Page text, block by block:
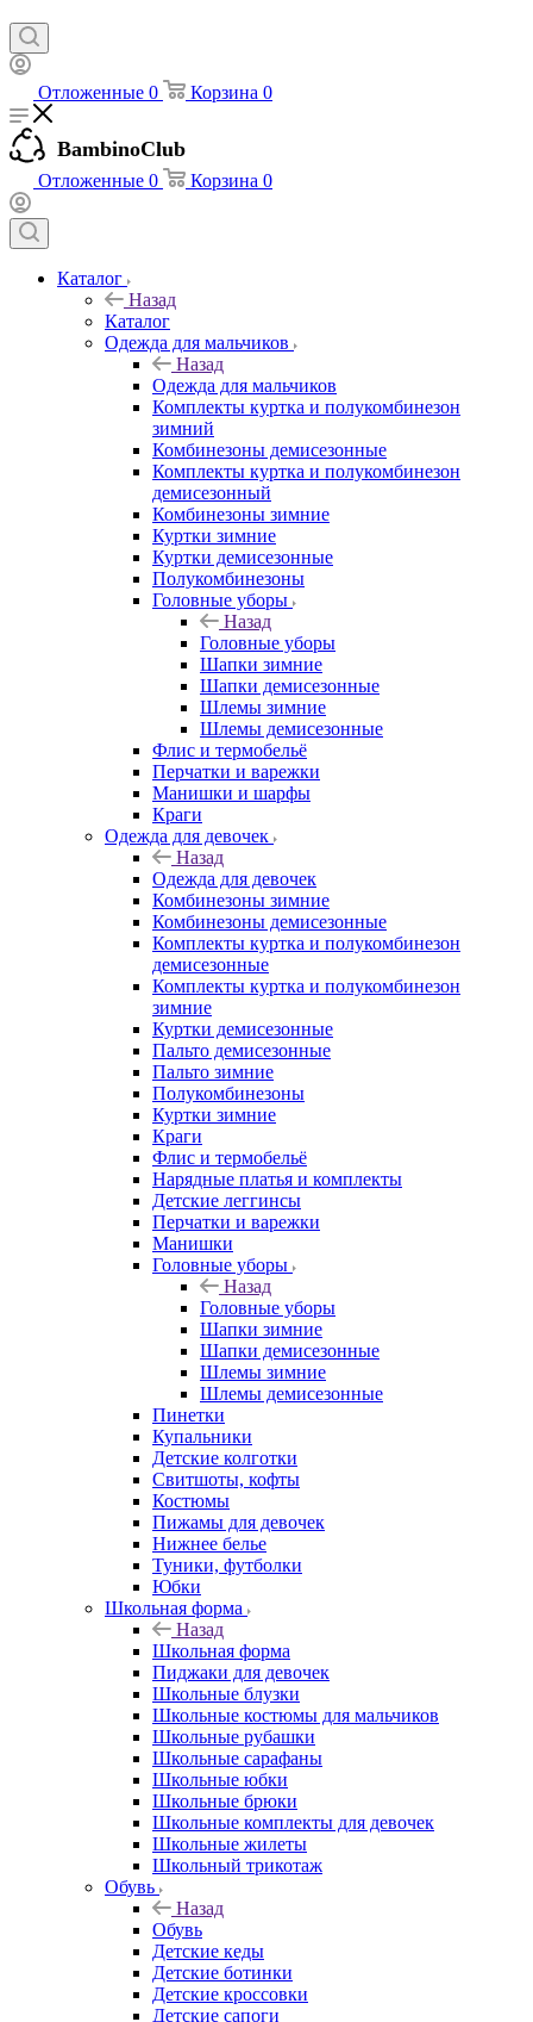
Отложенные 0 Корзина 0
BambinoClub
Отложенные 0 Корзина 0
Каталог
Назад
Каталог
Одежда для мальчиков
Назад
Одежда для мальчиков
Комплекты куртка и полукомбинезон
зимний
Комбинезоны демисезонные
Комплекты куртка и полукомбинезон
демисезонный
Комбинезоны зимние
Куртки зимние
Куртки демисезонные
Полукомбинезоны
Головные уборы
Назад
Головные уборы
Шапки зимние
Шапки демисезонные
Шлемы зимние
Шлемы демисезонные
Флис и термобельё
Перчатки и варежки
Манишки и шарфы
Краги
Одежда для девочек
Назад
Одежда для девочек
Комбинезоны зимние
Комбинезоны демисезонные
Комплекты куртка и полукомбинезон
демисезонные
Комплекты куртка и полукомбинезон
зимние
Куртки демисезонные
Пальто демисезонные
Пальто зимние
Полукомбинезоны
Куртки зимние
Краги
Флис и термобельё
Нарядные платья и комплекты
Детские леггинсы
Перчатки и варежки
Манишки
Головные уборы
Назад
Головные уборы
Шапки зимние
Шапки демисезонные
Шлемы зимние
Шлемы демисезонные
Пинетки
Купальники
Детские колготки
Свитшоты, кофты
Костюмы
Пижамы для девочек
Нижнее белье
Туники, футболки
Юбки
Школьная форма
Назад
Школьная форма
Пиджаки для девочек
Школьные блузки
Школьные костюмы для мальчиков
Школьные рубашки
Школьные сарафаны
Школьные юбки
Школьные брюки
Школьные комплекты для девочек
Школьные жилеты
Школьный трикотаж
Обувь
Назад
Обувь
Детские кеды
Детские ботинки
Детские кроссовки
Детские сапоги